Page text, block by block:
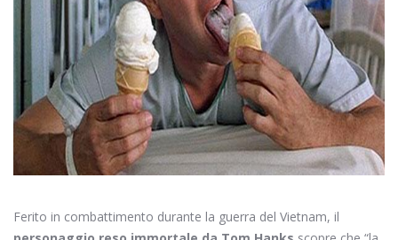
Ferito in combattimento durante la guerra del Vietnam, il